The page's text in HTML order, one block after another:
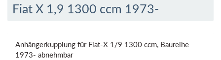
Fiat X 1,9 1300 ccm 1973-
Anhängerkupplung für Fiat-X 1/9 1300 ccm, Baureihe
1973- abnehmbar